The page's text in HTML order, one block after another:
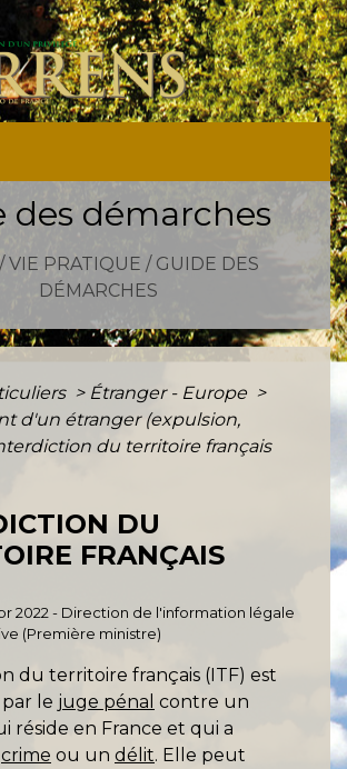
des démarches
VIE PRATIQUE / GUIDE DES
DÉMARCHES
> Étranger - Europe >
d'un étranger (expulsion,
du territoire français
DU
FRANÇAIS
2022 - Direction de l'information légale
(Première ministre)
du territoire français (ITF) est
le juge pénal contre un
réside en France et qui a
crime ou un délit. Elle peut